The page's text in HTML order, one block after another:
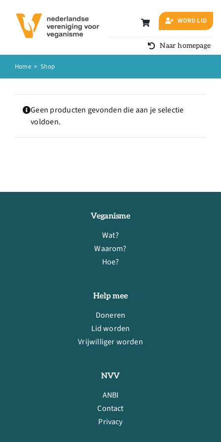
inhoud
WORD LID
Naar homepage
Home >Shop
Geen producten gevonden die aan je selectie
voldoen.
Veganisme
Wat?
Waarom?
Hoe?
Help mee
Doneren
Lid worden
Vrijwilliger worden
NVV
ANBI
Contact
Privacy